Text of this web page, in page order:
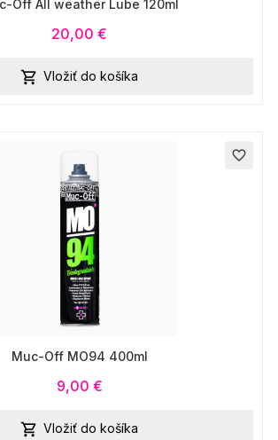
Off All weather Lube 120ml
20,00 €
 Vložiť do košíka
favorite_border
Muc-Off MO94 400ml
9,00 €
 Vložiť do košíka